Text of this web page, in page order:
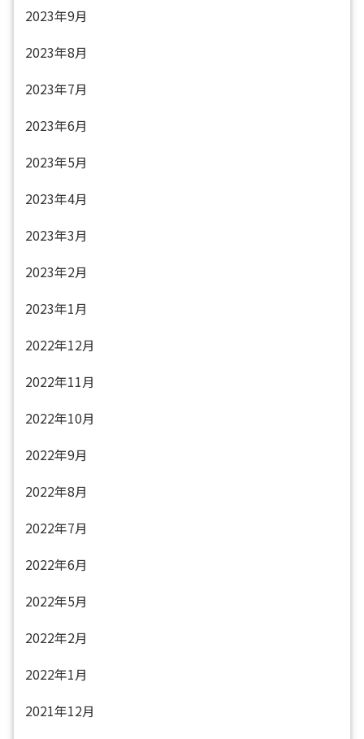
2023年9月
2023年8月
2023年7月
2023年6月
2023年5月
2023年4月
2023年3月
2023年2月
2023年1月
2022年12月
2022年11月
2022年10月
2022年9月
2022年8月
2022年7月
2022年6月
2022年5月
2022年2月
2022年1月
2021年12月